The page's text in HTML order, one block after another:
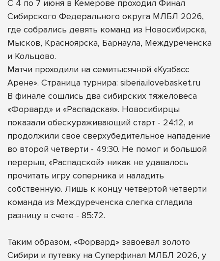
С 4 по 7 июня в Кемерове проходил Финал
Сибирского Федерального округа МЛБЛ 2026,
где собрались девять команд из Новосибирска,
Мысков, Красноярска, Барнаула, Междуреченска
и Кольцово.
Матчи проходили на семитысячной «Кузбасс
Арене». Страница турнира: siberia.ilovebasket.ru
В финале сошлись два сибирских тяжеловеса
«Форвард» и «Распадская». Новосибирцы
показали обескураживающий старт - 24:12, и
продолжили свое сверхубедительное нападение
во второй четверти - 49:30. Не помог и большой
перерыв, «Распадской» никак не удавалось
прочитать игру соперника и наладить
собственную. Лишь к концу четвертой четверти
команда из Междуреченска слегка сгладила
разницу в счете - 85:72.
Таким образом, «Форвард» завоевал золото
Сибири и путевку на Суперфинал МЛБЛ 2026, у